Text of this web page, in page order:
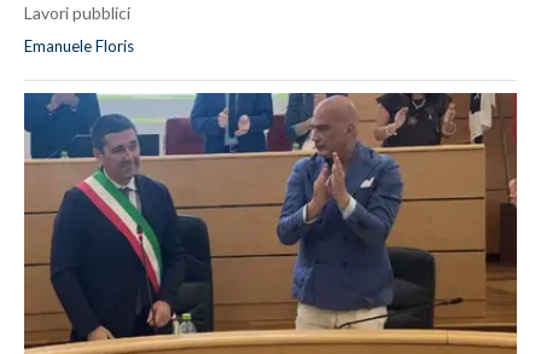
Lavori pubblici
Emanuele Floris